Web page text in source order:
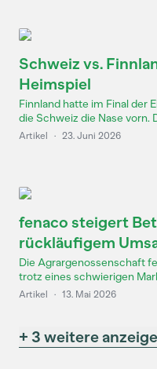
Schweiz vs.
Heimspiel
Finnland hatte im Final der
die Schweiz die Nase vorn.
Artikel · 23. Juni 2026
fenaco steigert
rückläufigem
Die Agrargenossenschaft
trotz eines schwierigen
Artikel · 13. Mai 2026
+ 3 weitere